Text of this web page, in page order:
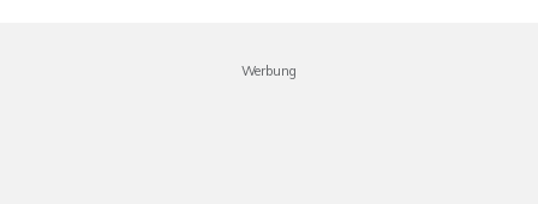
Werbung